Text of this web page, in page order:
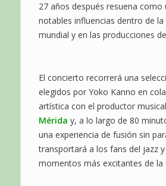
27 años después resuena como
notables influencias dentro de la
mundial y en las producciones
El concierto recorrerá una
elegidos por Yoko Kanno en
artística con el productor musical
Mérida y, a lo largo de 80
una experiencia de fusión sin
transportará a los fans del jazz
momentos más excitantes de la